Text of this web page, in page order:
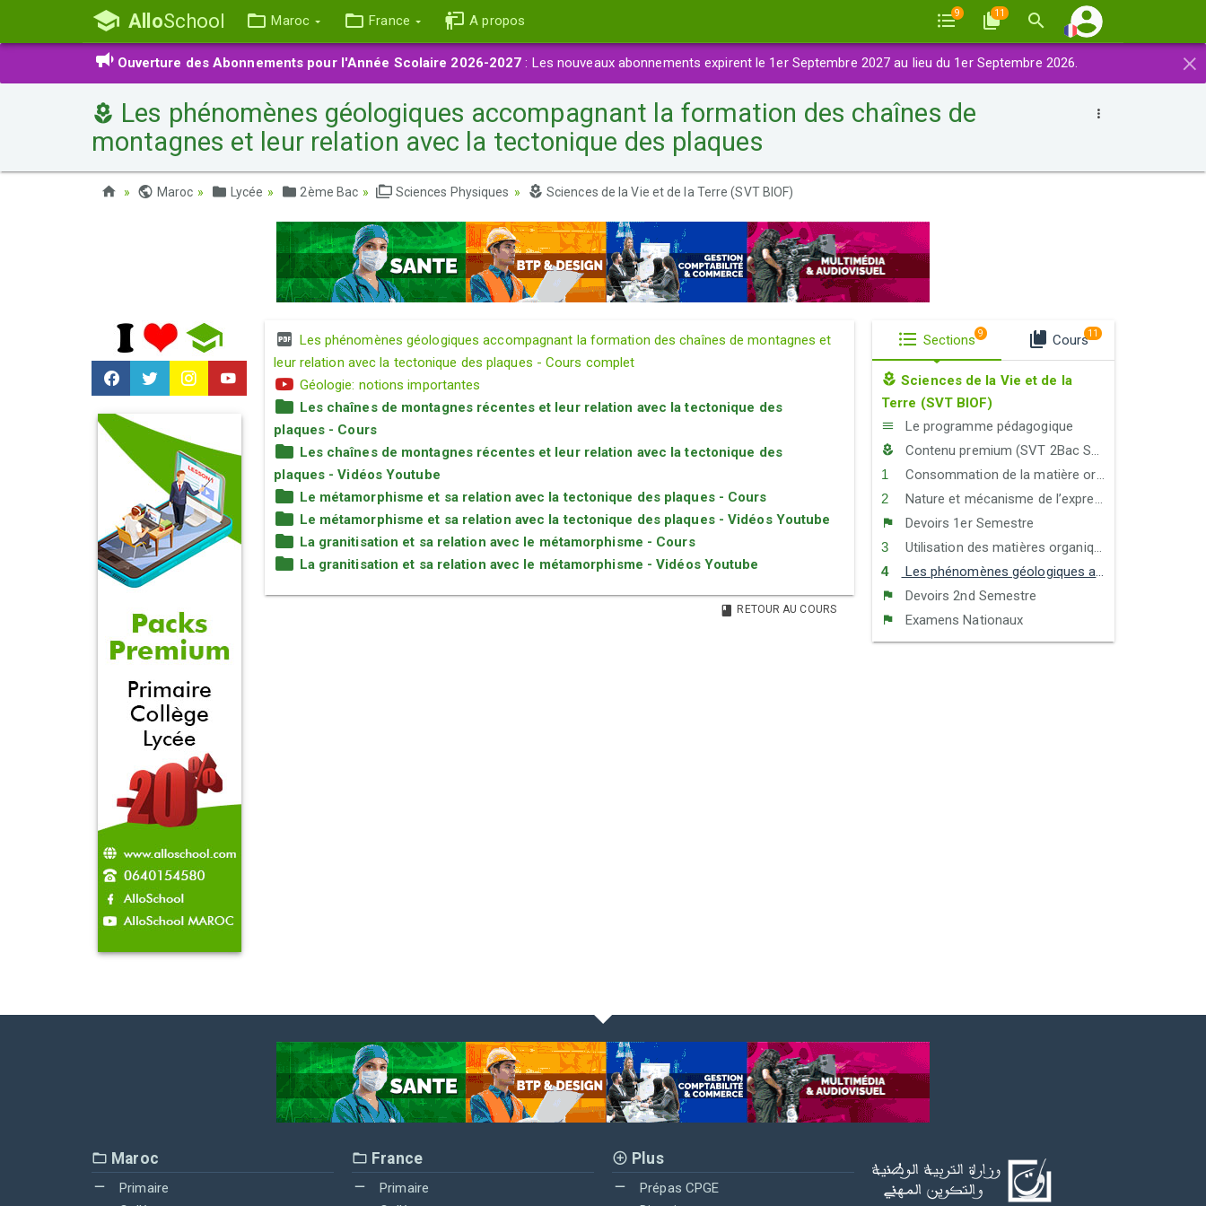
AlloSchool Maroc France A propos 9 11
×
Ouverture des Abonnements pour l'Année Scolaire 2026-2027 : Les nouveaux abonnements expirent le 1er Septembre 2027 au lieu du 1er Septembre 2026.
Les phénomènes géologiques accompagnant la formation des chaînes de
montagnes et leur relation avec la tectonique des plaques
Maroc Lycée 2ème Bac Sciences Physiques Sciences de la Vie et de la Terre (SVT BIOF)
Les phénomènes géologiques accompagnant la formation des chaînes de montagnes et
leur relation avec la tectonique des plaques - Cours complet
Géologie: notions importantes
Les chaînes de montagnes récentes et leur relation avec la tectonique des
plaques - Cours
Les chaînes de montagnes récentes et leur relation avec la tectonique des
plaques - Vidéos Youtube
Le métamorphisme et sa relation avec la tectonique des plaques - Cours
Le métamorphisme et sa relation avec la tectonique des plaques - Vidéos Youtube
La granitisation et sa relation avec le métamorphisme - Cours
La granitisation et sa relation avec le métamorphisme - Vidéos Youtube
RETOUR AU COURS
Sections 9 Cours11
Sciences de la Vie et de la
Terre (SVT BIOF)
Le programme pédagogique
Contenu premium (SVT 2Bac SPC)
Consommation de la matière organique et flux d’énergie
Nature et mécanisme de l’expression du matériel génétique - Transfert de l’information génétique au cours de la reproduction sexuée
Devoirs 1er Semestre
Utilisation des matières organiques et inorganiques
Les phénomènes géologiques accompagnant la formation des chaînes de montagnes et leur relation avec la tectonique des plaques
Devoirs 2nd Semestre
Examens Nationaux
Maroc
Primaire
France
Primaire
Plus
Prépas CPGE